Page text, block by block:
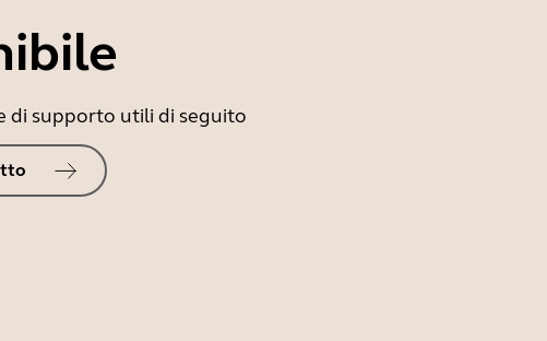
di supporto utili di seguito